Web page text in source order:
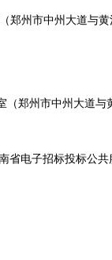
州市中州大道与黄
郑州市中州大道与
省电子招标投标公共